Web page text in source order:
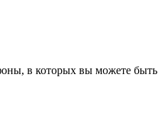
в которых вы можете быть